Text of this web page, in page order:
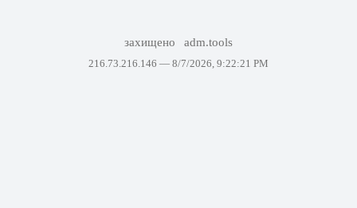
захищено adm.tools
216.73.216.146 — 8/7/2026, 9:22:21 PM